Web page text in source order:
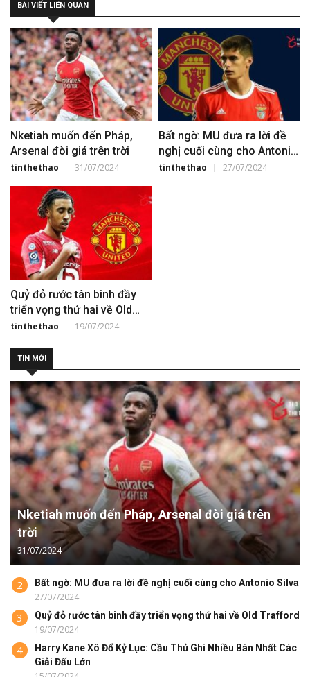
BÀI VIẾT LIÊN QUAN
Nketiah muốn đến Pháp,
Arsenal đòi giá trên trời
tinthethao 31/07/2024
Bất ngờ: MU đưa ra lời đề
nghị cuối cùng cho Antonio
Silva
tinthethao 27/07/2024
Quỷ đỏ rước tân binh đầy
triển vọng thứ hai về Old
Trafford
tinthethao 19/07/2024
TIN MỚI
Nketiah muốn đến Pháp, Arsenal đòi giá trên
trời
31/07/2024
2 Bất ngờ: MU đưa ra lời đề nghị cuối cùng cho Antonio Silva
27/07/2024
3 Quỷ đỏ rước tân binh đầy triển vọng thứ hai về Old Trafford
19/07/2024
4
Harry Kane Xô Đổ Kỷ Lục: Cầu Thủ Ghi Nhiều Bàn Nhất Các
Giải Đấu Lớn